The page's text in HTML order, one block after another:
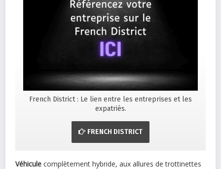
French District : Le lien entre les entreprises et les
expatriés.
FRENCH DISTRICT
Véhicule complètement hybride, aux allures de trottinettes